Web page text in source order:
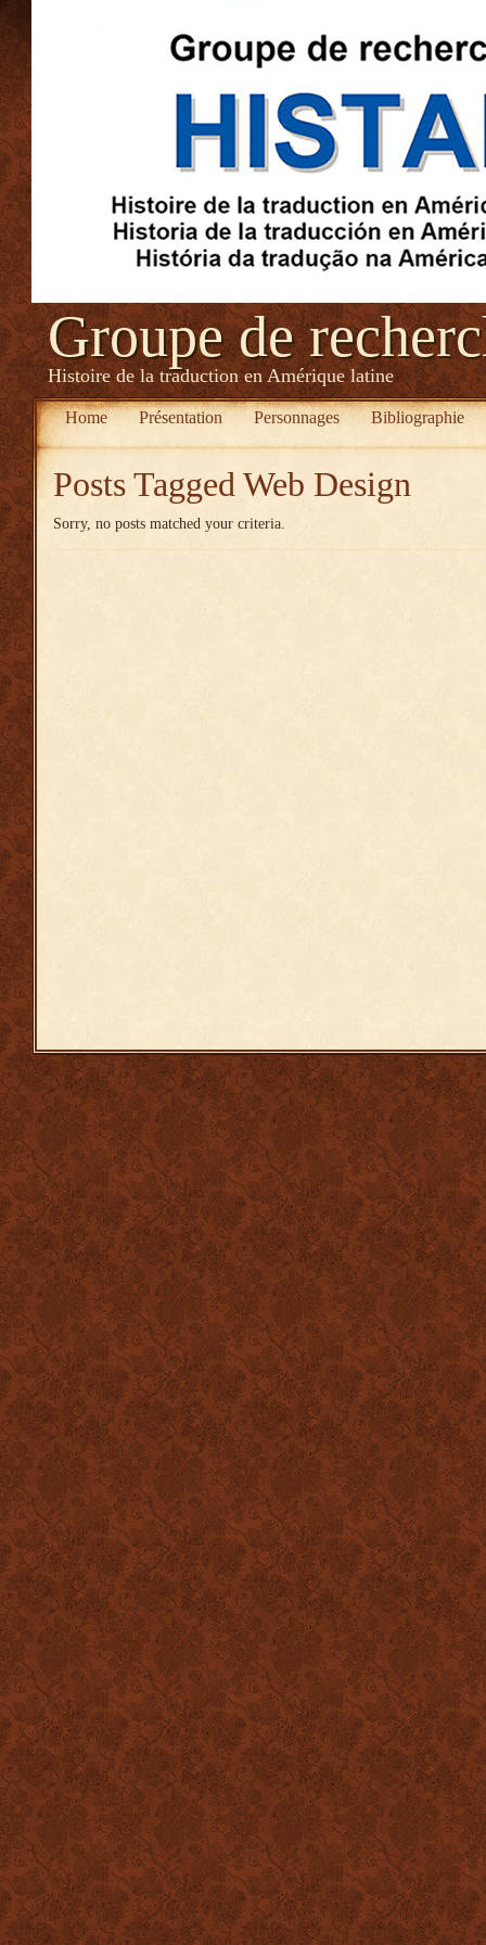
Groupe de
Histoire de la traduction en Amérique latine
Home Présentation Personnages Bibliographie
Posts Tagged Web Design
Sorry, no posts matched your criteria.